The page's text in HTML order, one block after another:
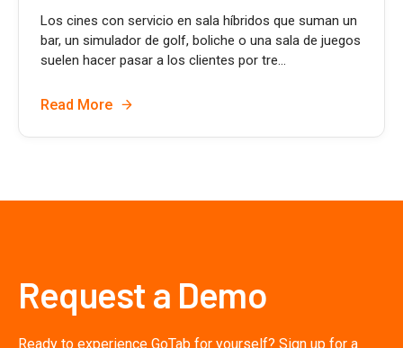
Los cines con servicio en sala híbridos que suman un
bar, un simulador de golf, boliche o una sala de juegos
suelen hacer pasar a los clientes por tre...
Read More
Request a Demo
Ready to experience GoTab for yourself? Sign up for a